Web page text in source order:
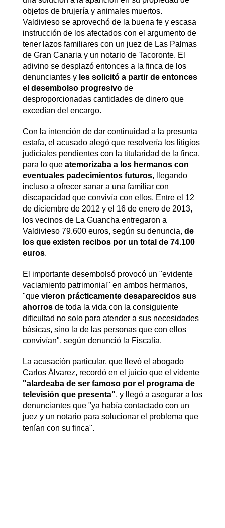
objetos de brujería y animales muertos.
Valdivieso se aprovechó de la buena fe y escasa
instrucción de los afectados con el argumento de
tener lazos familiares con un juez de Las Palmas
de Gran Canaria y un notario de Tacoronte. El
adivino se desplazó entonces a la finca de los
denunciantes yles solicitó a partir de entonces
el desembolso progresivode
desproporcionadas cantidades de dinero que
excedían del encargo.
Con la intención de dar continuidad a la presunta
estafa, el acusado alegó que resolvería los litigios
judiciales pendientes con la titularidad de la finca,
para lo que atemorizaba a los hermanos con
eventuales padecimientos futuros, llegando
incluso a ofrecer sanar a una familiar con
discapacidad que convivía con ellos. Entre el 12
de diciembre de 2012 y el 16 de enero de 2013,
los vecinos de La Guancha entregaron a
Valdivieso 79.600 euros, según su denuncia, de
los que existen recibos por un total de 74.100
euros.
El importante desembolsó provocó un "evidente
vaciamiento patrimonial" en ambos hermanos,
"que vieron prácticamente desaparecidos sus
ahorrosde toda la vida con la consiguiente
dificultad no solo para atender a sus necesidades
básicas, sino la de las personas que con ellos
convivían", según denunció la Fiscalía.
La acusación particular, que llevó el abogado
Carlos Álvarez, recordó en el juicio que el vidente
"alardeaba de ser famoso por el programa de
televisión que presenta", y llegó a asegurar a los
denunciantes que "ya había contactado con un
juez y un notario para solucionar el problema que
tenían con su finca".